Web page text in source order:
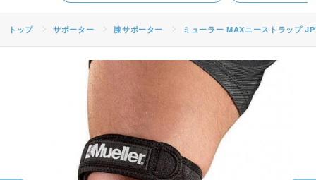
トップ サポーター 膝サポーター ミューラー MAXニーストラップ